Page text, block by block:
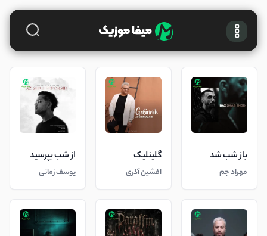
باز شب شد
مهراد جم
گلینلیک
افشین آذری
از شب بپرسید
یوسف زمانی